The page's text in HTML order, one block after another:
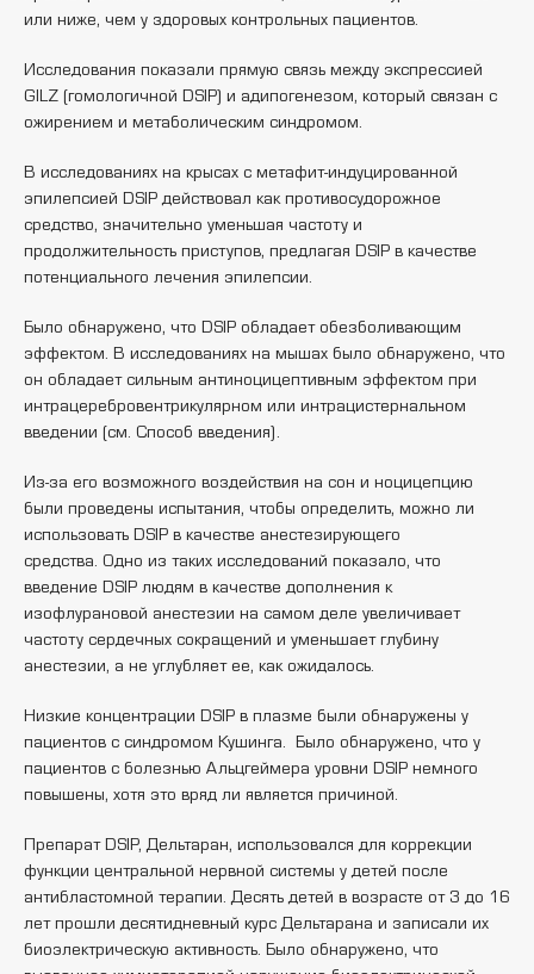
или ниже, чем у здоровых контрольных пациентов.
Исследования показали прямую связь между экспрессией
GILZ (гомологичной DSIP) и адипогенезом, который связан с
ожирением и метаболическим синдромом.
В исследованиях на крысах с метафит-индуцированной
эпилепсией DSIP действовал как противосудорожное
средство, значительно уменьшая частоту и
продолжительность приступов, предлагая DSIP в качестве
потенциального лечения эпилепсии.
Было обнаружено, что DSIP обладает обезболивающим
эффектом. В исследованиях на мышах было обнаружено, что
он обладает сильным антиноцицептивным эффектом при
интрацеребровентрикулярном или интрацистернальном
введении (см. Способ введения).
Из-за его возможного воздействия на сон и ноцицепцию
были проведены испытания, чтобы определить, можно ли
использовать DSIP в качестве анестезирующего
средства. Одно из таких исследований показало, что
введение DSIP людям в качестве дополнения к
изофлурановой анестезии на самом деле увеличивает
частоту сердечных сокращений и уменьшает глубину
анестезии, а не углубляет ее, как ожидалось.
Низкие концентрации DSIP в плазме были обнаружены у
пациентов с синдромом Кушинга. Было обнаружено, что у
пациентов с болезнью Альцгеймера уровни DSIP немного
повышены, хотя это вряд ли является причиной.
Препарат DSIP, Дельтаран, использовался для коррекции
функции центральной нервной системы у детей после
антибластомной терапии. Десять детей в возрасте от 3 до 16
лет прошли десятидневный курс Дельтарана и записали их
биоэлектрическую активность. Было обнаружено, что